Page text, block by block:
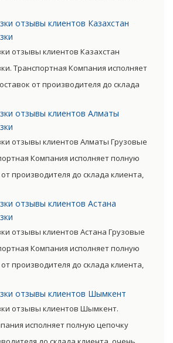
транспортные затраты,
уровень итоговой цены товара.
отзывы клиентов Казахстан
отзывы клиентов Казахстан
Транспортная Компания исполняет
от производителя до склада
уменьшить транспортные затраты,
уровень итоговой цены товара.
отзывы клиентов Алматы
отзывы клиентов Алматы Грузовые
Компания исполняет полную
производителя до склада клиента,
транспортные затраты,
уровень итоговой цены товара.
отзывы клиентов Астана
отзывы клиентов Астана Грузовые
Компания исполняет полную
производителя до склада клиента,
транспортные затраты,
уровень итоговой цены товара.
отзывы клиентов Шымкент
отзывы клиентов Шымкент.
исполняет полную цепочку